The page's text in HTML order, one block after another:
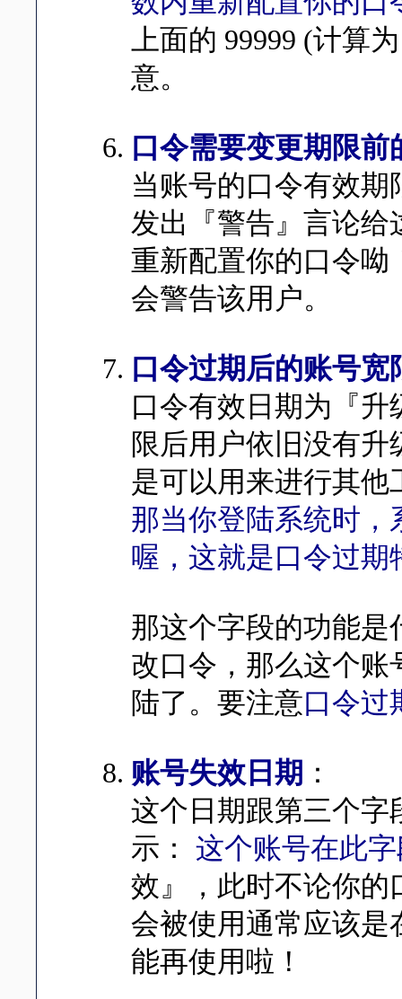
上面的 99999 (计算
意。
口令需要变更期限前
当账号的口令有效
发出『警告』言论给
重新配置你的口令呦
会警告该用户。
口令过期后的账号
口令有效日期为『
限后用户依旧没有
是可以用来进行其他
那当你登陆系统时，
喔，这就是口令过期
那这个字段的功能是
改口令，那么这个账
陆了。要注意口令过
账号失效日期 ：
这个日期跟第三个字
示： 这个账号在此
效』，此时不论你的
会被使用通常应该是
能再使用啦！